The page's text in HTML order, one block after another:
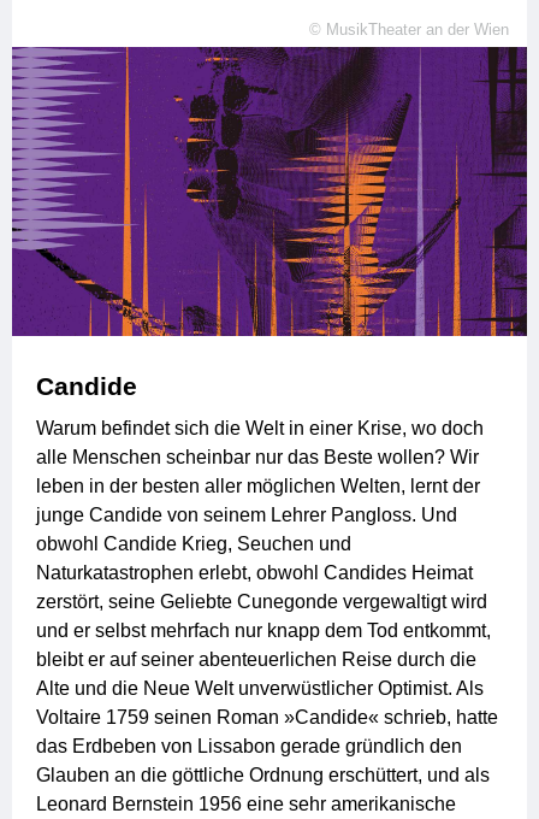
© MusikTheater an der Wien
Candide
Warum befindet sich die Welt in einer Krise, wo doch
alle Menschen scheinbar nur das Beste wollen? Wir
leben in der besten aller möglichen Welten, lernt der
junge Candide von seinem Lehrer Pangloss. Und
obwohl Candide Krieg, Seuchen und
Naturkatastrophen erlebt, obwohl Candides Heimat
zerstört, seine Geliebte Cunegonde vergewaltigt wird
und er selbst mehrfach nur knapp dem Tod entkommt,
bleibt er auf seiner abenteuerlichen Reise durch die
Alte und die Neue Welt unverwüstlicher Optimist. Als
Voltaire 1759 seinen Roman »Candide« schrieb, hatte
das Erdbeben von Lissabon gerade gründlich den
Glauben an die göttliche Ordnung erschüttert, und als
Leonard Bernstein 1956 eine sehr amerikanische